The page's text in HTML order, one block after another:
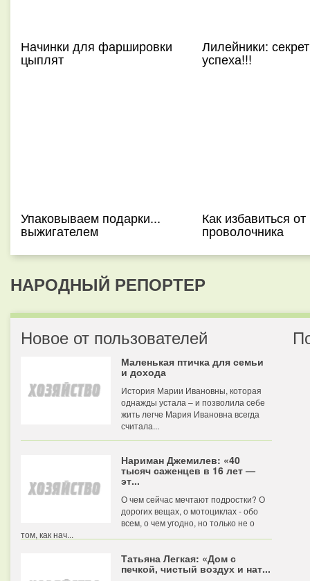
Начинки для фаршировки
цыплят
Лилейники:
успеха!!!
Упаковываем подарки...
выжигателем
Как избавиться от
проволочника
НАРОДНЫЙ РЕПОРТЕР
Новое от пользователей
Маленькая птичка для семьи
и дохода
История Марии Ивановны, которая
однажды устала – и позволила себе
жить легче Мария Ивановна всегда
считала...
Нариман Джемилев: «40
тысяч саженцев в 16 лет —
эт...
О чем сейчас мечтают подростки? О
дорогих вещах, о мотоциклах - обо
всем, о чем угодно, но только не о
том, как нач...
Татьяна Легкая: «Дом с
печкой, чистый воздух и нат...